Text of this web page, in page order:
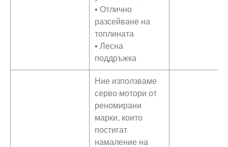
▪ Отлично
разсейване на
топлината
▪ Лесна
поддръжка
Ние използваме
серво мотори от
реномирани
марки, които
постигат
намаление на